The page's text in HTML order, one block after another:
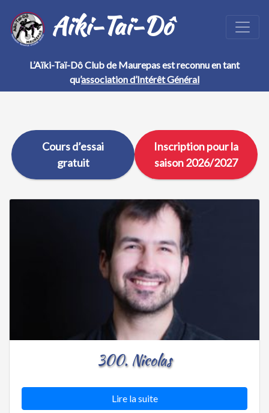
Aïki-Taï-Dô
L’Aïki-Taï-Dô Club de Maurepas est reconnu en tant
qu’association d’Intérêt Général
Cours d’essai
gratuit
Inscription pour la
saison 2026/2027
300. Nicolas
Lire la suite